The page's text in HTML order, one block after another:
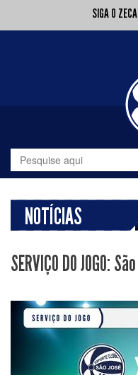
SIGA O ZECA
NOTÍCIAS
SERVIÇO DO JOGO: